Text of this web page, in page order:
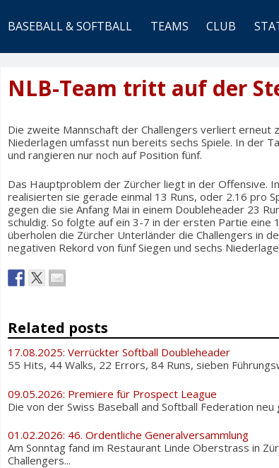
BASEBALL & SOFTBALL TEAMS CLUB
NLB-Team tritt auf der
Die zweite Mannschaft der Challengers verliert erneut
Niederlagen umfasst nun bereits sechs Spiele. In der
und rangieren nur noch auf Position fünf.
Das Hauptproblem der Zürcher liegt in der Offensive.
realisierten sie gerade einmal 13 Runs, oder 2.16 pro
gegen die sie Anfang Mai in einem Doubleheader 23
schuldig. So folgte auf ein 3-7 in der ersten Partie eine
überholen die Zürcher Unterländer die Challengers in
negativen Rekord von fünf Siegen und sechs
Related posts
17.08.2025: Verrückter Softball Doubleheader
55 Hits, 44 Walks, 22 Errors, 84 Runs, sieben
09.05.2026: Premiere für Prospect League
Die von der Swiss Baseball and Softball Federation
01.02.2026: 46. Ordentliche Generalversammlung
Am Sonntag fand im Restaurant Linde Oberstrass in
Challengers...